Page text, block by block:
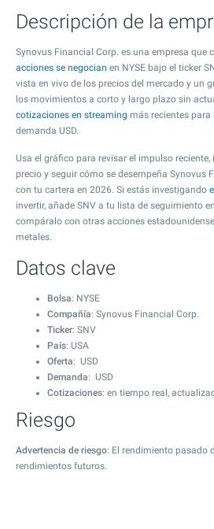
Descripción de la
Synovus Financial Corp. es una empresa que
acciones se negocian en NYSE bajo el ticker
vista en vivo de los precios del mercado y un
los movimientos a corto y largo plazo sin
cotizaciones en streaming más recientes para
demanda USD.
Usa el gráfico para revisar el impulso
precio y seguir cómo se desempeña Synovus
con tu cartera en 2026. Si estás investigando
invertir, añade SNV a tu lista de seguimiento
compáralo con otras acciones
metales.
Datos clave
Bolsa: NYSE
Compañía: Synovus Financial Corp.
Ticker: SNV
País: USA
Oferta: USD
Demanda: USD
Cotizaciones: en tiempo real,
Riesgo
Advertencia de riesgo: El rendimiento pasado
rendimientos futuros.